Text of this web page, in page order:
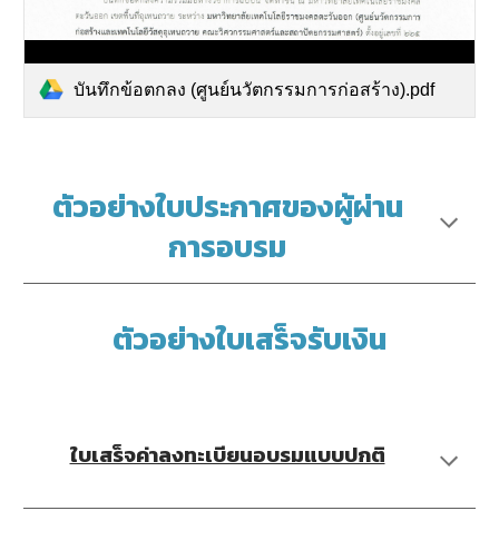
บันทึกข้อตกลง (ศูนย์นวัตกรรมการก่อสร้าง).pdf
ตัวอย่างใบประกาศของผู้ผ่าน
การอบรม
ตัวอย่างใบเสร็จรับเงิน
ใบเสร็จค่าลงทะเบียนอบรมแบบปกติ